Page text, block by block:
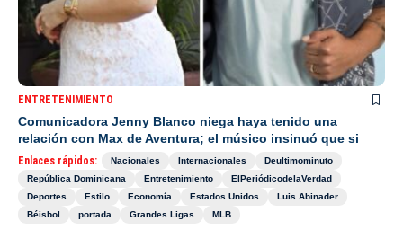
ENTRETENIMIENTO
Comunicadora Jenny Blanco niega haya tenido una
relación con Max de Aventura; el músico insinuó que si
Enlaces rápidos: Nacionales Internacionales
Deultimominuto
República Dominicana
Entretenimiento
ElPeriódicodelaVerdad
Deportes
Estilo Economía Estados Unidos
Luis Abinader
Béisbol
portada Grandes Ligas MLB